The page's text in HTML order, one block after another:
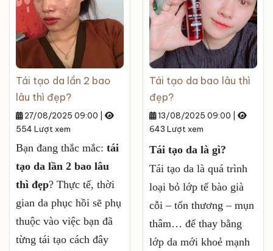
Tái tạo da lần 2 bao
lâu thì đẹp?
27/08/2025 09:00
554 Lượt xem
Bạn đang thắc mắc: tái
tạo da lần 2 bao lâu
thì đẹp? Thực tế, thời
gian da phục hồi sẽ phụ
thuộc vào việc bạn đã
từng tái tạo cách đây
Tái tạo da bao lâu thì
đẹp?
13/08/2025 09:00
643 Lượt xem
Tái tạo da là gì?
Tái tạo da là quá trình
loại bỏ lớp tế bào già
cỗi – tổn thương – mụn
thâm… để thay bằng
lớp da mới khoẻ mạnh